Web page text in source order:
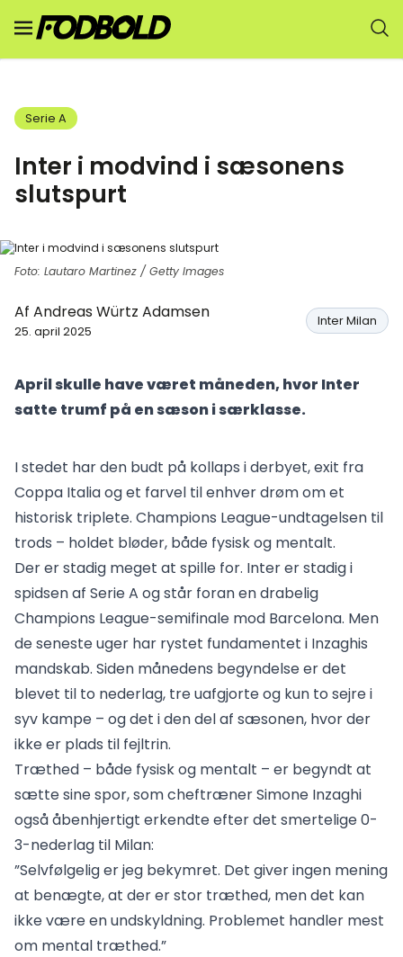
Serie A
Inter i modvind i sæsonens
slutspurt
Foto: Lautaro Martinez / Getty Images
Af Andreas Würtz Adamsen
25. april 2025
Inter Milan
April skulle have været måneden, hvor Inter
satte trumf på en sæson i særklasse.
I stedet har den budt på kollaps i derbyet, exit fra
Coppa Italia og et farvel til enhver drøm om et
historisk triplete. Champions League-undtagelsen til
trods – holdet bløder, både fysisk og mentalt.
Der er stadig meget at spille for. Inter er stadig i
spidsen af Serie A og står foran en drabelig
Champions League-semifinale mod Barcelona. Men
de seneste uger har rystet fundamentet i Inzaghis
mandskab. Siden månedens begyndelse er det
blevet til to nederlag, tre uafgjorte og kun to sejre i
syv kampe – og det i den del af sæsonen, hvor der
ikke er plads til fejltrin.
Træthed – både fysisk og mentalt – er begyndt at
sætte sine spor, som cheftræner Simone Inzaghi
også åbenhjertigt erkendte efter det smertelige 0-
3-nederlag til Milan:
”Selvfølgelig er jeg bekymret. Det giver ingen mening
at benægte, at der er stor træthed, men det kan
ikke være en undskyldning. Problemet handler mest
om mental træthed.”